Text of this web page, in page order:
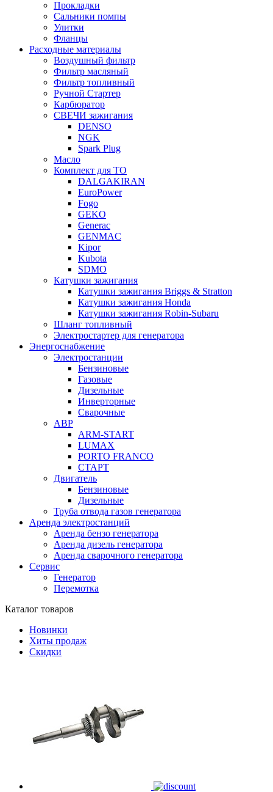
Прокладки
Сальники помпы
Улитки
Фланцы
Расходные материалы
Воздушный фильтр
Фильтр масляный
Фильтр топливный
Ручной Стартер
Карбюратор
СВЕЧИ зажигания
DENSO
NGK
Spark Plug
Масло
Комплект для ТО
DALGAKIRAN
EuroPower
Fogo
GEKO
Generac
GENMAC
Kipor
Kubota
SDMO
Катушки зажигания
Катушки зажигания Briggs & Stratton
Катушки зажигания Honda
Катушки зажигания Robin-Subaru
Шланг топливный
Электростартер для генератора
Энергоснабжение
Электростанции
Бензиновые
Газовые
Дизельные
Инверторные
Сварочные
АВР
ARM-START
LUMAX
PORTO FRANCO
СТАРТ
Двигатель
Бензиновые
Дизельные
Труба отвода газов генератора
Аренда электростанций
Аренда бензо генератора
Аренда дизель генератора
Аренда сварочного генератора
Сервис
Генератор
Перемотка
Каталог товаров
Новинки
Хиты продаж
Скидки